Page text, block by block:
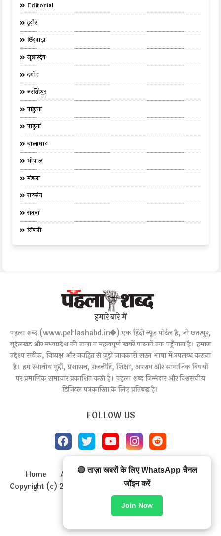
🔴 ताज़ा खबरों के लिए WhatsApp चैनल
जॉइन करें
Join Now
Editorial
इंदौर
छिंदवाड़ा
जुन्नारदेव
दमोह
नरसिंहपुर
पांढुर्णा
पांढुर्ना
बालाघाट
भोपाल
मंडला
रायसेन
सतना
सिवनी
हमारे बारे में
पहला शब्द (www.pehlashabd.in�) एक हिंदी न्यूज़ पोर्टल है, जो छतरपुर,
बुंदेलखंड और मध्यप्रदेश की ताज़ा व महत्वपूर्ण खबरें पाठकों तक पहुँचाता है। हमारा
उद्देश्य सटीक, निष्पक्ष और जनहित से जुड़ी जानकारी सरल भाषा में उपलब्ध कराना
है। हम स्थानीय मुद्दों, प्रशासन, राजनीति, शिक्षा, अपराध और सामाजिक विषयों
पर प्रमाणिक समाचार प्रकाशित करते हैं। पहला शब्द जिम्मेदार और विश्वसनीय
डिजिटल पत्रकारिता के लिए प्रतिबद्ध है।
FOLLOW US
Home About Contact us
Privacy Policy
Copyright (c) 2020
All Right Reseved
Blogger Templates
| Distributed by
BloggerTemplate.org